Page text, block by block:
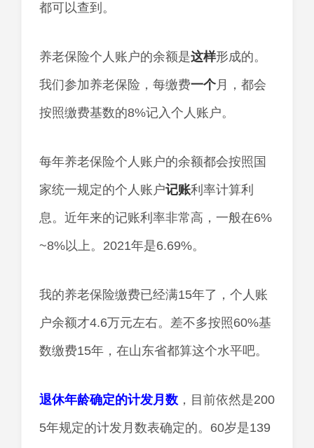
都可以查到。
养老保险个人账户的余额是这样形成的。
我们参加养老保险，每缴费一个月，都会
按照缴费基数的8%记入个人账户。
每年养老保险个人账户的余额都会按照国
家统一规定的个人账户记账利率计算利
息。近年来的记账利率非常高，一般在6%
~8%以上。2021年是6.69%。
我的养老保险缴费已经满15年了，个人账
户余额才4.6万元左右。差不多按照60%基
数缴费15年，在山东省都算这个水平吧。
退休年龄确定的计发月数 ，目前依然是200
5年规定的计发月数表确定的。60岁是139